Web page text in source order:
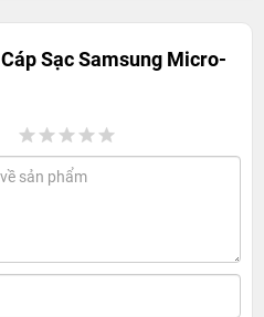
Cáp Sạc Samsung Micro-